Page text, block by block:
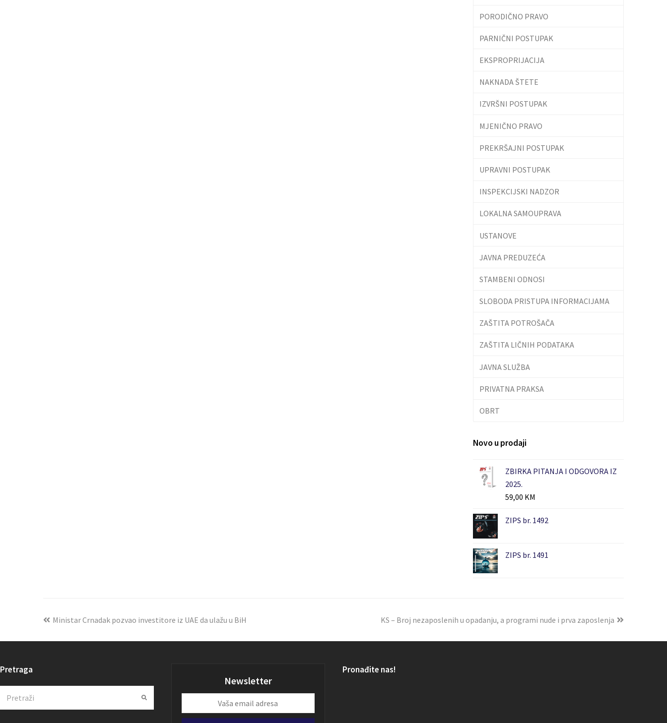
PORODIČNO PRAVO
PARNIČNI POSTUPAK
EKSPROPRIJACIJA
NAKNADA ŠTETE
IZVRŠNI POSTUPAK
MJENIČNO PRAVO
PREKRŠAJNI POSTUPAK
UPRAVNI POSTUPAK
INSPEKCIJSKI NADZOR
LOKALNA SAMOUPRAVA
USTANOVE
JAVNA PREDUZEĆA
STAMBENI ODNOSI
SLOBODA PRISTUPA INFORMACIJAMA
ZAŠTITA POTROŠAČA
ZAŠTITA LIČNIH PODATAKA
JAVNA SLUŽBA
PRIVATNA PRAKSA
OBRT
Novo u prodaji
ZBIRKA PITANJA I ODGOVORA IZ
2025.
59,00 KM
ZIPS br. 1492
ZIPS br. 1491
Ministar Crnadak pozvao investitore iz UAE da ulažu u BiH KS – Broj nezaposlenih u opadanju, a programi nude i prva zaposlenja
Pretraga
Submit
Newsletter
email
Pronađite nas!